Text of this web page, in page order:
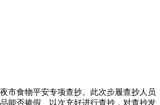
市食物平安专项查抄。此次步履查抄人员
能否掺假、以次充好进行查抄，对查抄发